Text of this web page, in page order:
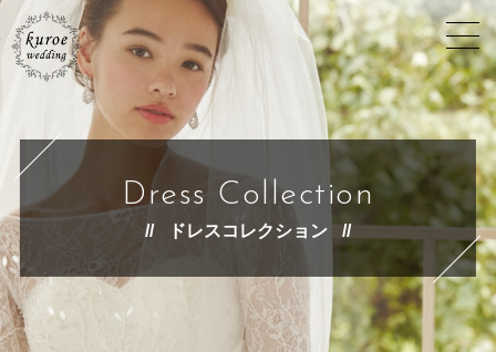
Dress Collection
ドレスコレクション